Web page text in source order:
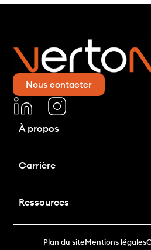
Nous contacter
À propos
Carrière
Ressources
Plan du siteMentions légales